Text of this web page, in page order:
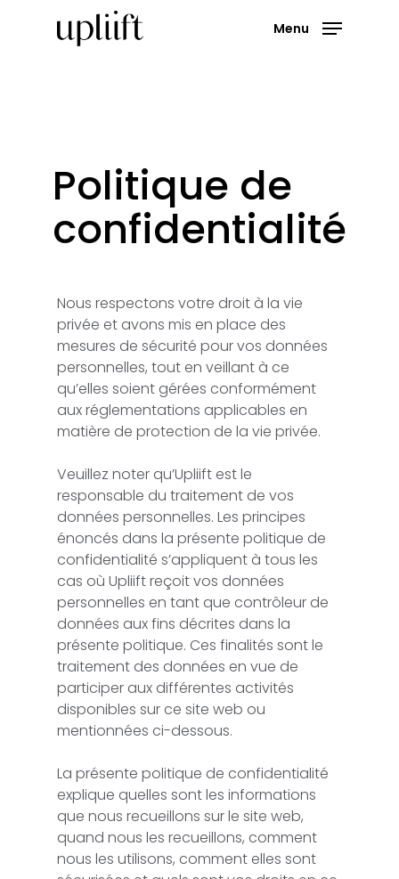
Menu
Politique de
confidentialité
Nous respectons votre droit à la vie
privée et avons mis en place des
mesures de sécurité pour vos données
personnelles, tout en veillant à ce
qu’elles soient gérées conformément
aux réglementations applicables en
matière de protection de la vie privée.
Veuillez noter qu’Upliift est le
responsable du traitement de vos
données personnelles. Les principes
énoncés dans la présente politique de
confidentialité s’appliquent à tous les
cas où Upliift reçoit vos données
personnelles en tant que contrôleur de
données aux fins décrites dans la
présente politique. Ces finalités sont le
traitement des données en vue de
participer aux différentes activités
disponibles sur ce site web ou
mentionnées ci-dessous.
La présente politique de confidentialité
explique quelles sont les informations
que nous recueillons sur le site web,
quand nous les recueillons, comment
nous les utilisons, comment elles sont